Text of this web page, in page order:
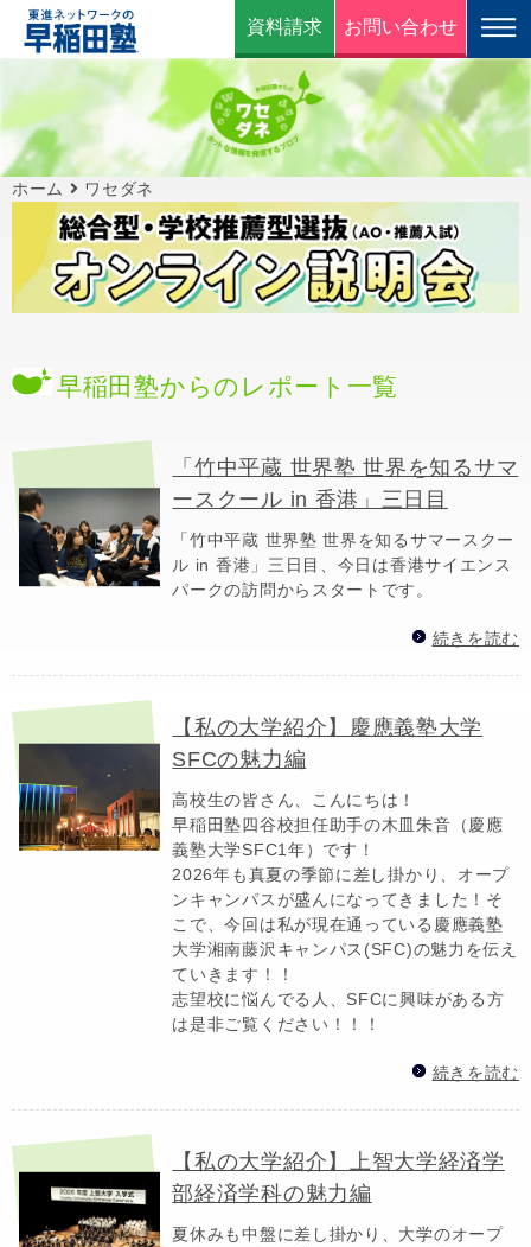
資料請求 お問い合わせ
ホーム ワセダネ
早稲田塾からのレポート一覧
「竹中平蔵 世界塾 世界を知るサマ
ースクール in 香港」三日目
「竹中平蔵 世界塾 世界を知るサマースクー
ル in 香港」三日目、今日は香港サイエンス
パークの訪問からスタートです。
続きを読む
【私の大学紹介】慶應義塾大学
SFCの魅力編
高校生の皆さん、こんにちは！
早稲田塾四谷校担任助手の木皿朱音（慶應
義塾大学SFC1年）です！
2026年も真夏の季節に差し掛かり、オープ
ンキャンパスが盛んになってきました！そ
こで、今回は私が現在通っている慶應義塾
大学湘南藤沢キャンパス(SFC)の魅力を伝え
ていきます！！
志望校に悩んでる人、SFCに興味がある方
は是非ご覧ください！！！
続きを読む
【私の大学紹介】上智大学経済学
部経済学科の魅力編
夏休みも中盤に差し掛かり、大学のオープ